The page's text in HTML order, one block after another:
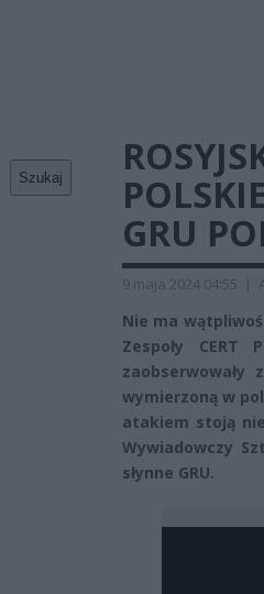
Szukaj
GRU
9 maja 2024 04:55 |
Nie ma
Zespoły
zaobserwowały
wymierzoną w
atakiem stoją
Wywiadowczy
słynne GRU.